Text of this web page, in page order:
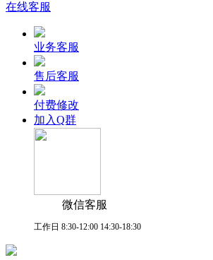
在线客服
业务客服
售后客服
付费修改
加入Q群
微信客服
工作日 8:30-12:00 14:30-18:30